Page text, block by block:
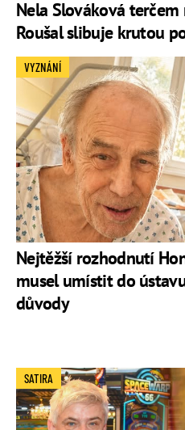
Nela Slováková
Roušal slibuje krutou
Nejtěžší rozhodnutí
musel umístit do
důvody
VYZNÁNÍ
SATIRA